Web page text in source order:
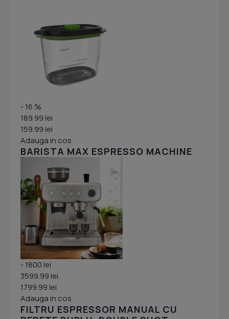
- 16 %
189.99 lei
159.99 lei
Adauga in cos
BARISTA MAX ESPRESSO MACHINE
- 1800 lei
3599.99 lei
1799.99 lei
Adauga in cos
FILTRU ESPRESSOR MANUAL CU